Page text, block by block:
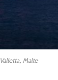
Valletta, Malte